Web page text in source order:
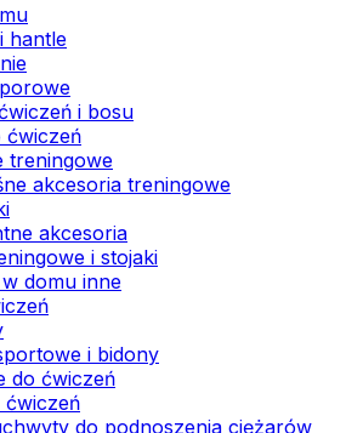
hantle
i bosu
ćwiczeń
treningowe
akcesoria treningowe
akcesoria
i stojaki
domu inne
i bidony
do ćwiczeń
ćwiczeń
do podnoszenia ciężarów